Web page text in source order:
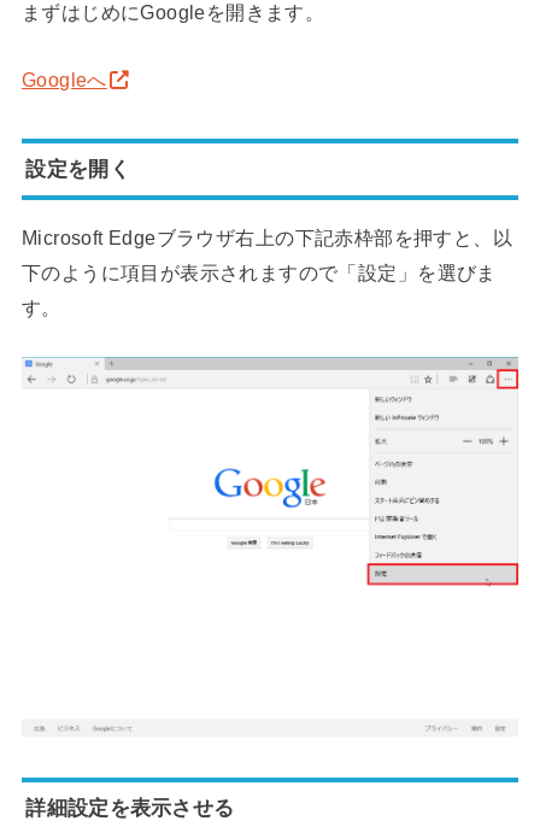
まずはじめにGoogleを開きます。
Googleへ
設定を開く
Microsoft Edgeブラウザ右上の下記赤枠部を押すと、以
下のように項目が表示されますので「設定」を選びま
す。
詳細設定を表示させる